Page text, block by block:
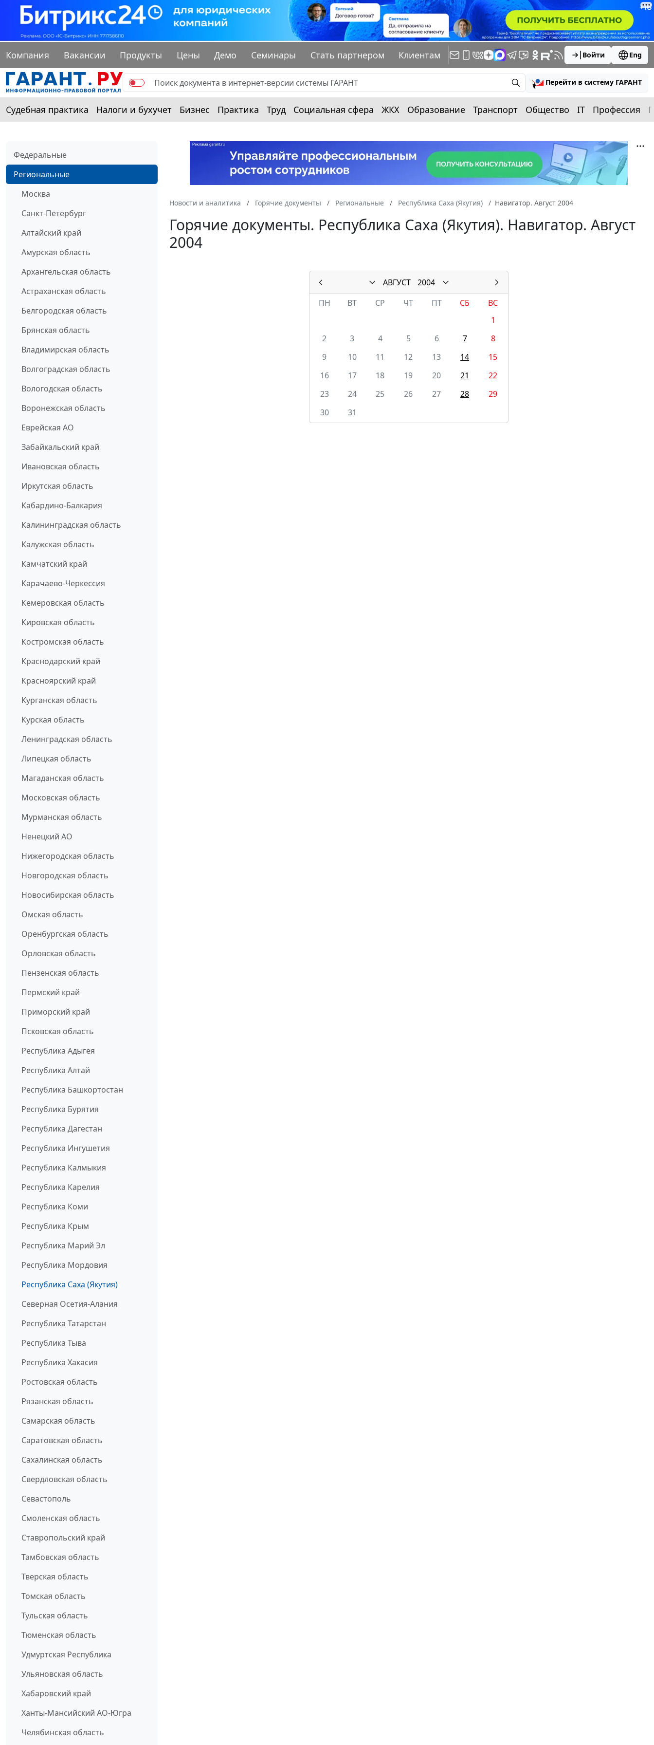
Компания Вакансии Продукты Цены Демо Семинары Стать партнером Клиентам Войти Eng
Перейти в систему ГАРАНТ
Судебная практика Налоги и бухучет Бизнес Практика Труд Социальная сфера ЖКХ Образование Транспорт Общество IT Профессия
Федеральные
Региональные
Москва
Санкт-Петербург
Алтайский край
Амурская область
Архангельская область
Астраханская область
Белгородская область
Брянская область
Владимирская область
Волгоградская область
Вологодская область
Воронежская область
Еврейская АО
Забайкальский край
Ивановская область
Иркутская область
Кабардино-Балкария
Калининградская область
Калужская область
Камчатский край
Карачаево-Черкессия
Кемеровская область
Кировская область
Костромская область
Краснодарский край
Красноярский край
Курганская область
Курская область
Ленинградская область
Липецкая область
Магаданская область
Московская область
Мурманская область
Ненецкий АО
Нижегородская область
Новгородская область
Новосибирская область
Омская область
Оренбургская область
Орловская область
Пензенская область
Пермский край
Приморский край
Псковская область
Республика Адыгея
Республика Алтай
Республика Башкортостан
Республика Бурятия
Республика Дагестан
Республика Ингушетия
Республика Калмыкия
Республика Карелия
Республика Коми
Республика Крым
Республика Марий Эл
Республика Мордовия
Республика Саха (Якутия)
Северная Осетия-Алания
Республика Татарстан
Республика Тыва
Республика Хакасия
Ростовская область
Рязанская область
Самарская область
Саратовская область
Сахалинская область
Свердловская область
Севастополь
Смоленская область
Ставропольский край
Тамбовская область
Тверская область
Томская область
Тульская область
Тюменская область
Удмуртская Республика
Ульяновская область
Хабаровский край
Ханты-Мансийский АО-Югра
Челябинская область
Новости и аналитика Горячие документы Региональные Республика Саха (Якутия) Навигатор. Август 2004
Горячие документы. Республика Саха (Якутия). Навигатор. Август
2004
АВГУСТ
2004
ПН
ВТ СР ЧТ ПТ СБ
ВС
1
2
3 4 5 6 7
8
9
10 11 12 13 14
15
16
17 18 19 20 21
22
23
24 25 26 27 28
29
30
31